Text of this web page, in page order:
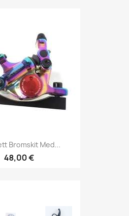
Bromskit Med...
48,00 €